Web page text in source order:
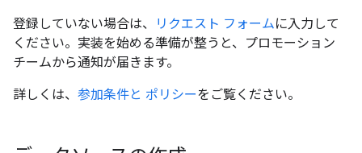
登録していない場合は、 リクエスト フォームに入力して
ください。実装を始める準備が整うと、プロモーション
チームから通知が届きます。
詳しくは、 参加条件と ポリシーをご覧ください。